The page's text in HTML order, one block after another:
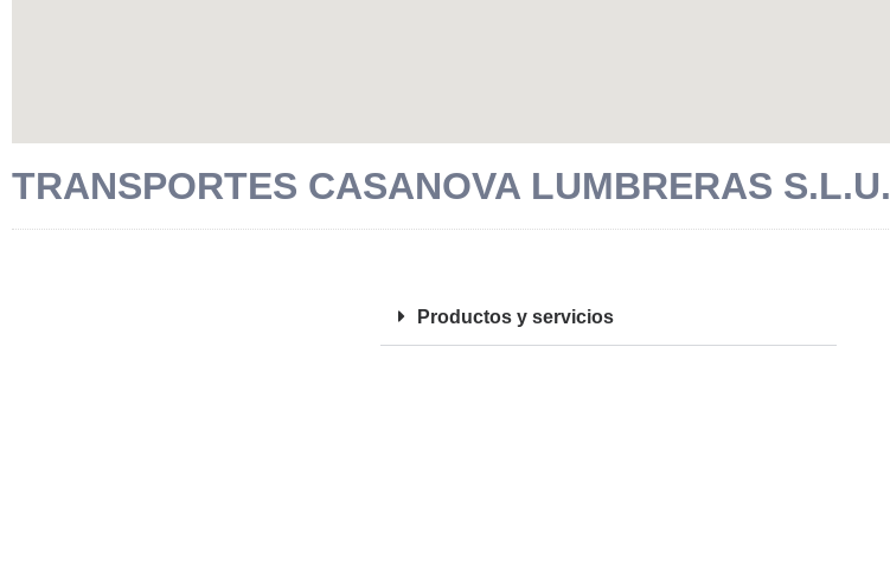
TRANSPORTES CASANOVA LUMBRERAS S.L.U.
Productos y servicios